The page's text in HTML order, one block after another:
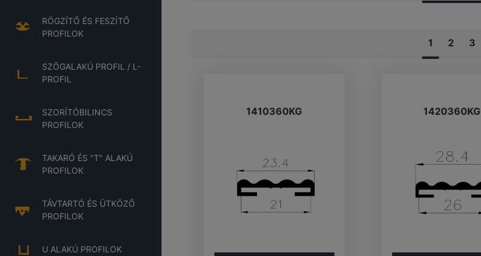
RÖGZÍTŐ ÉS FESZÍTŐ
PROFILOK
SZÖGALAKÚ PROFIL / L-
PROFIL
SZORÍTÓBILINCS
PROFILOK
TAKARÓ ÉS "T" ALAKÚ
PROFILOK
TÁVTARTÓ ÉS ÜTKÖZŐ
PROFILOK
U ALAKÚ PROFILOK
1 2 3
1410360KG 1420360KG